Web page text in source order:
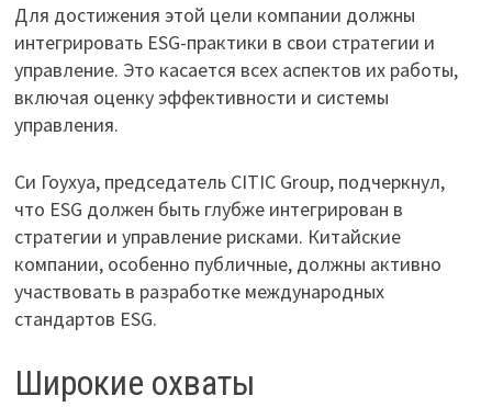
Для достижения этой цели компании должны
интегрировать ESG-практики в свои стратегии и
управление. Это касается всех аспектов их работы,
включая оценку эффективности и системы
управления.
Си Гоухуа, председатель CITIC Group, подчеркнул,
что ESG должен быть глубже интегрирован в
стратегии и управление рисками. Китайские
компании, особенно публичные, должны активно
участвовать в разработке международных
стандартов ESG.
Широкие охваты